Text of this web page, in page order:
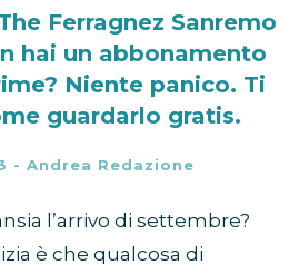
Ferragnez Sanremo
hai un abbonamento
Niente panico. Ti
guardarlo gratis.
- Andrea Redazione
l’arrivo di settembre?
è che qualcosa di